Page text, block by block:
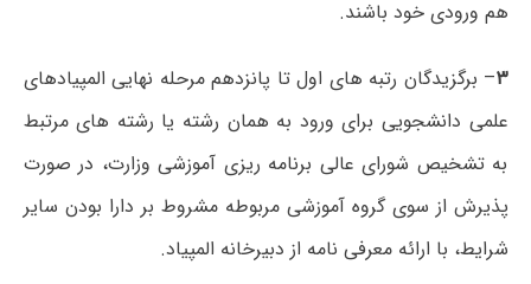
هم ‏ورودی خود باشند.
۳– برگزیدگان رتبه‏ های اول تا پانزدهم مرحله نهایی المپیادهای
علمی دانشجویی برای ورود به همان رشته یا رشته ‏های مرتبط
به تشخیص شورای عالی برنامه ریزی آموزشی وزارت، در صورت
پذیرش از سوی گروه آموزشی مربوطه مشروط بر دارا بودن سایر
شرایط، با ارائه معرفی نامه از دبیرخانه المپیاد.